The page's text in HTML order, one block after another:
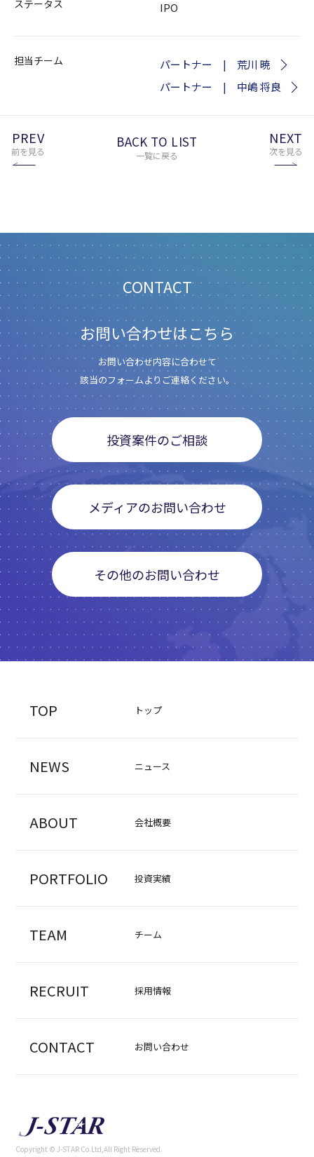
ステータス IPO
担当チーム
パートナー | 荒川 暁
パートナー | 中嶋 将良
PREV
前を見る
BACK TO LIST
一覧に戻る
NEXT
次を見る
CONTACT
お問い合わせはこちら
お問い合わせ内容に合わせて
該当のフォームよりご連絡ください。
投資案件のご相談
メディアのお問い合わせ
その他のお問い合わせ
TOP トップ
NEWS ニュース
ABOUT 会社概要
PORTFOLIO 投資実績
TEAM チーム
RECRUIT 採用情報
CONTACT お問い合わせ
Copyright © J-STAR Co.Ltd,All Right Reserved.